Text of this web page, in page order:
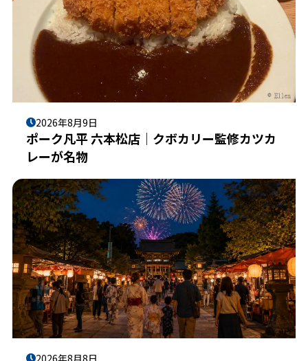
2026年8月9日
ポーク凡平 六本松店｜クボカリー監修カツカ
レーが名物
2026年8月8日